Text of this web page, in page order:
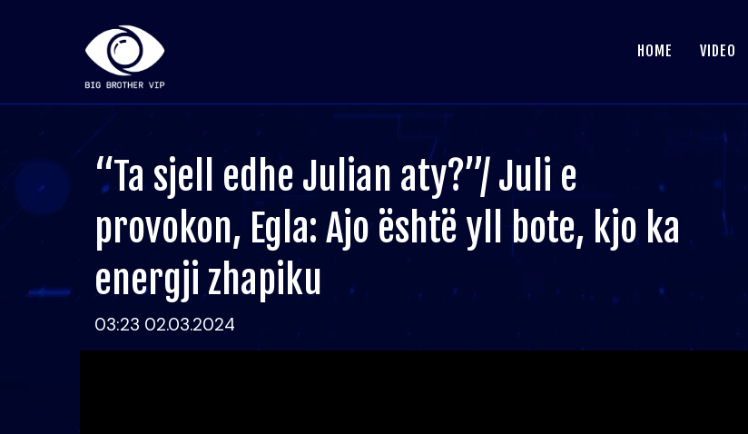
HOME VIDEO
“Ta sjell edhe Julian aty?”/ Juli e
provokon, Egla: Ajo është yll bote, kjo ka
energji zhapiku
03:23 02.03.2024